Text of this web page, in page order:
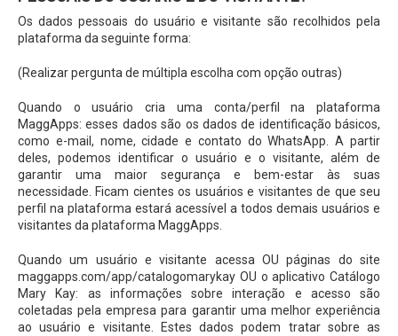
Os dados pessoais do usuário e visitante são recolhidos pela
plataforma da seguinte forma:
(Realizar pergunta de múltipla escolha com opção outras)
Quando o usuário cria uma conta/perfil na plataforma
MaggApps: esses dados são os dados de identificação básicos,
como e-mail, nome, cidade e contato do WhatsApp. A partir
deles, podemos identificar o usuário e o visitante, além de
garantir uma maior segurança e bem-estar às suas
necessidade. Ficam cientes os usuários e visitantes de que seu
perfil na plataforma estará acessível a todos demais usuários e
visitantes da plataforma MaggApps.
Quando um usuário e visitante acessa OU páginas do site
maggapps.com/app/catalogomarykay OU o aplicativo Catálogo
Mary Kay: as informações sobre interação e acesso são
coletadas pela empresa para garantir uma melhor experiência
ao usuário e visitante. Estes dados podem tratar sobre as